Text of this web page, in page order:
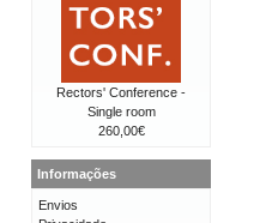
Rectors' Conference -
Single room
260,00€
Informações
Envios